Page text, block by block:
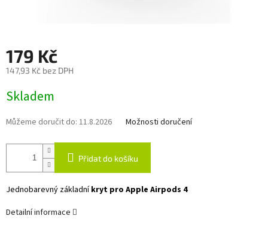
179 Kč
147,93 Kč bez DPH
cena:
Skladem
Můžeme doručit do: 11.8.2026 Možnosti doručení
Přidat do košíku
Jednobarevný základníkryt pro Apple Airpods 4
Detailní informace